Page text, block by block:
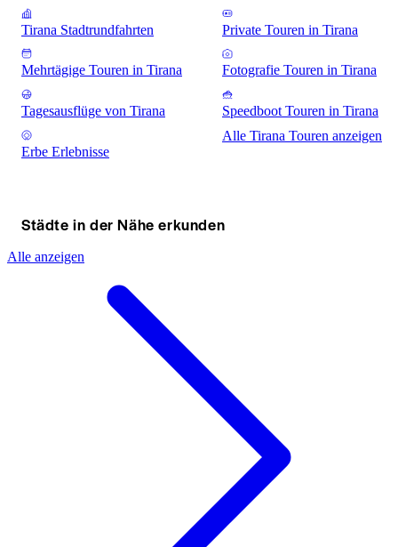
Tirana Stadtrundfahrten Private Touren in Tirana
Mehrtägige Touren in Tirana Fotografie Touren in Tirana
Tagesausflüge von Tirana Speedboot Touren in Tirana
Erbe Erlebnisse
Alle Tirana Touren anzeigen
Städte in der Nähe erkunden
Alle anzeigen